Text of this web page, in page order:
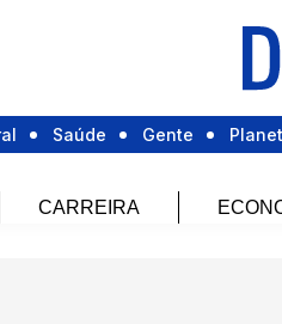
Saúde Gente
CARREIRA